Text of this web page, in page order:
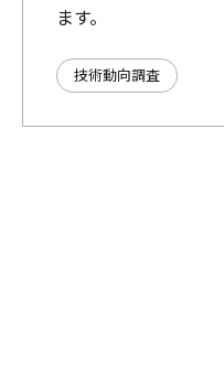
ます。
技術動向調査